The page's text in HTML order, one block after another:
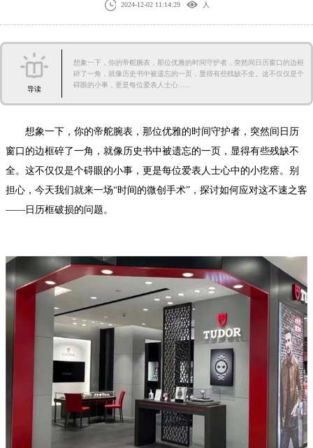
上海市黄浦区南京东路299号宏伊国际广场写字楼8层806室（需提前预约）
南京市秦淮区中山南路1号南京中心22层22-C1-C3室（需提前预约）
常州市新北区龙锦路1590号现代传媒中心5号楼10层1008室（需提前预约）
扬州市邗江区国展路29号星耀天地写字楼1号楼18层1803室（需提前预约）
盐城市盐都区世纪大道5号盐城金融城写字楼1号楼16层1604室（需提前预约）
泰州市海陵区永定东路399号置地商务中心东塔（华润万象城）17层1706室（需提前预约）
宁波市江北区大闸南路500号来福士广场办公楼20层2009室（需提前预约）
杭州市上城区钱江路1366号华润大厦A座5层503-5室（需提前预约）
嘉兴市南湖区广益路705号嘉兴世界贸易中心A座13层1304室（需提前预约）
南昌市红谷滩新区红谷中大道998号绿地双子塔（中央广场）A1座办公楼14层14-07室（需提前预约）
济南市历下区经十路11111号华润中心写字楼（万象城）15层1508室（需提前预约）
广州市天河区天河路230号万菱汇国际中心A塔7层704室（需提前预约）
广州市越秀区环市东路371-375号世界贸易中心大厦南塔15层1507室（需提前预约）
深圳市罗湖区深南东路5001号华润大厦17层1701室（需提前预约）
惠州市惠城区江北文昌一路7号华贸大厦（华贸天地）1座30层30-05室（需提前预约）
厦门市思明区湖滨东路95号万象城华润大厦B座11层1104室（需提前预约）
福州市晋安区竹屿路6号东二环泰禾广场2号楼5层509室（需提前预约）
成都市锦江区人民东路6号SAC东原中心24层2406B室（需提前预约）
2024-12-02 11:14:29 人
导读
想象一下，你的帝舵腕表，那位优雅的时间守护者，突然间日历窗口的边框
碎了一角，就像历史书中被遗忘的一页，显得有些残缺不全。这不仅仅是个
碍眼的小事，更是每位爱表人士心......
想象一下，你的帝舵腕表，那位优雅的时间守护者，突然间日历
窗口的边框碎了一角，就像历史书中被遗忘的一页，显得有些残缺不
全。这不仅仅是个碍眼的小事，更是每位爱表人士心中的小疙瘩。别
担心，今天我们就来一场“时间的微创手术”，探讨如何应对这不速之客
——日历框破损的问题。